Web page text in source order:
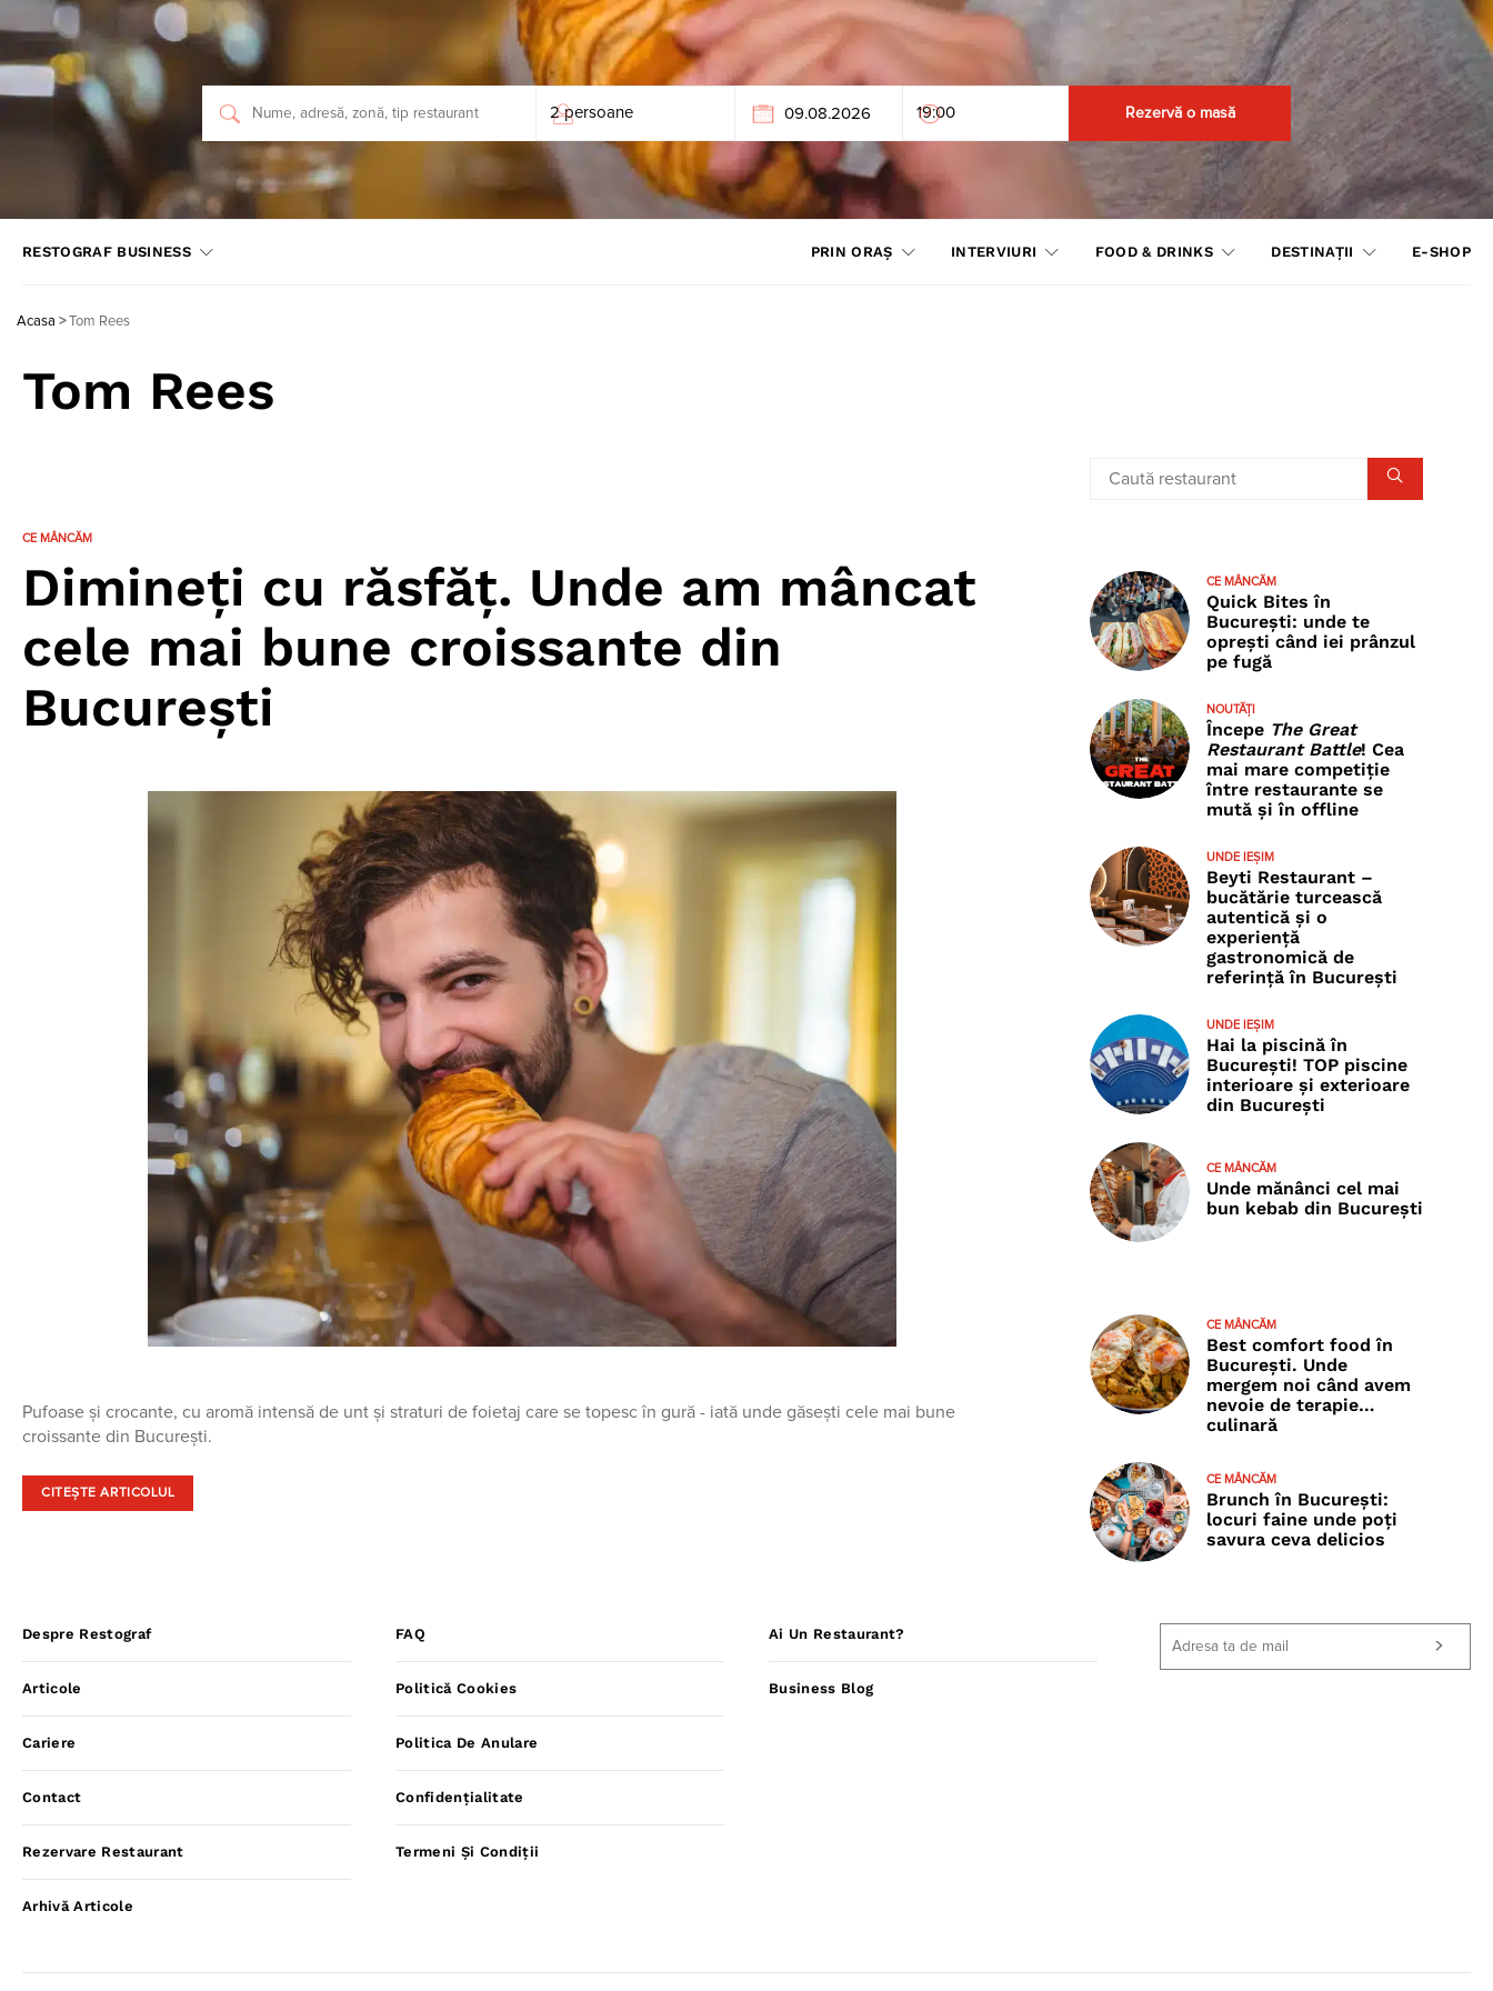
Rezervă o masă
RESTOGRAF BUSINESS PRIN ORAȘ INTERVIURI FOOD & DRINKS DESTINAȚII E-SHOP
Acasa >Tom Rees
Tom Rees
CE MÂNCĂM
Dimineți cu răsfăț. Unde am mâncat
cele mai bune croissante din
București
Pufoase și crocante, cu aromă intensă de unt și straturi de foietaj care se topesc în gură - iată unde găsești cele mai bune
croissante din București.
CITEȘTE ARTICOLUL
CE MÂNCĂM
Quick Bites în
București: unde te
oprești când iei prânzul
pe fugă
NOUTĂȚI
Începe The Great
Restaurant Battle! Cea
mai mare competiție
între restaurante se
mută și în offline
UNDE IEȘIM
Beyti Restaurant –
bucătărie turcească
autentică și o
experiență
gastronomică de
referință în București
UNDE IEȘIM
Hai la piscină în
București! TOP piscine
interioare și exterioare
din București
CE MÂNCĂM
Unde mănânci cel mai
bun kebab din București
CE MÂNCĂM
Best comfort food în
București. Unde
mergem noi când avem
nevoie de terapie…
culinară
CE MÂNCĂM
Brunch în București:
locuri faine unde poţi
savura ceva delicios
Despre Restograf
Articole
Cariere
Contact
Rezervare Restaurant
Arhivă Articole
FAQ
Politică Cookies
Politica De Anulare
Confidențialitate
Termeni Și Condiții
Ai Un Restaurant?
Business Blog